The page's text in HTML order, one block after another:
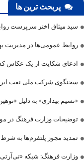
پربحث ترین ها
سید میثاق اختر سرپرست
روابط عمومی‌ها در مدیریت
ادعای شکایت از یک
سخنگوی شرکت ملی نفت
«نسیم بیداری» به دلیل
توضیحات وزارت فرهنگ در
تمدید مجوز پلتفرم‌ها به
وزارت فرهنگ: شبکه